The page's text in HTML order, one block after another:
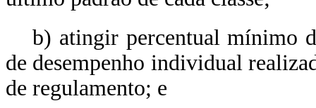
b) atingir percentual mínimo
de desempenho individual
de regulamento; e